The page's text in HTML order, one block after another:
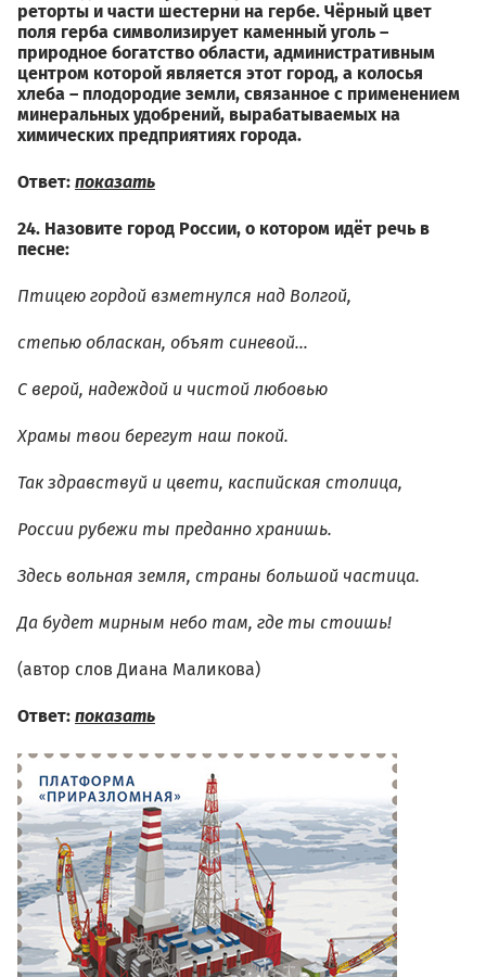
реторты и части шестерни на гербе. Чёрный цвет
поля герба символизирует каменный уголь –
природное богатство области, административным
центром которой является этот город, а колосья
хлеба – плодородие земли, связанное с применением
минеральных удобрений, вырабатываемых на
химических предприятиях города.
Ответ: показать
24. Назовите город России, о котором идёт речь в
песне:
Птицею гордой взметнулся над Волгой,
степью обласкан, объят синевой…
С верой, надеждой и чистой любовью
Храмы твои берегут наш покой.
Так здравствуй и цвети, каспийская столица,
России рубежи ты преданно хранишь.
Здесь вольная земля, страны большой частица.
Да будет мирным небо там, где ты стоишь!
(автор слов Диана Маликова)
Ответ: показать